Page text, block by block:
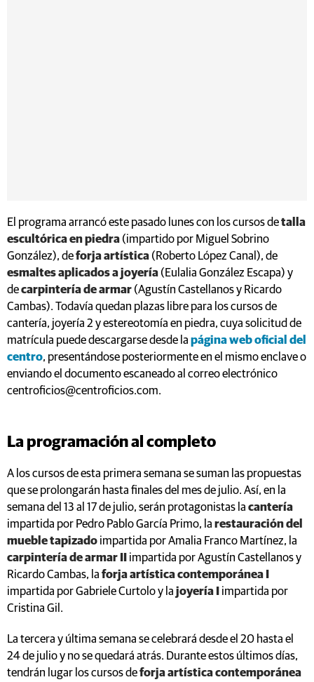
El programa arrancó este pasado lunes con los cursos detalla
escultórica en piedra (impartido por Miguel Sobrino
González), deforja artística (Roberto López Canal), de
esmaltes aplicados a joyería (Eulalia González Escapa) y
decarpintería de armar (Agustín Castellanos y Ricardo
Cambas). Todavía quedan plazas libre para los cursos de
cantería, joyería 2 y estereotomía en piedra, cuya solicitud de
matrícula puede descargarse desde la página web oficial del
centro, presentándose posteriormente en el mismo enclave o
enviando el documento escaneado al correo electrónico
centroficios@centroficios.com.
La programación al completo
A los cursos de esta primera semana se suman las propuestas
que se prolongarán hasta finales del mes de julio. Así, en la
semana del 13 al 17 de julio, serán protagonistas la cantería
impartida por Pedro Pablo García Primo, la restauración del
mueble tapizado impartida por Amalia Franco Martínez, la
carpintería de armar II
impartida por Agustín Castellanos y
Ricardo Cambas, la forja artística contemporánea I
impartida por Gabriele Curtolo y la joyería I
impartida por
Cristina Gil.
La tercera y última semana se celebrará desde el 20 hasta el
24 de julio y no se quedará atrás. Durante estos últimos días,
tendrán lugar los cursos deforja artística contemporánea